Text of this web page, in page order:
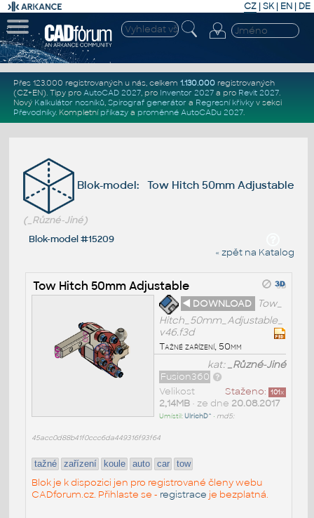
CZ | SK| EN | DE
Přes 123.000 registrovaných u nás, celkem 1.130.000registrovaných
(CZ+EN). Tipy pro AutoCAD 2027, pro Inventor 2027a pro Revit 2027.
Nový Kalkulátor nosníků, Spirograf generátor a Regresní křivkyv sekci
Převodníky. Kompletní příkazya proměnné AutoCADu 2027.
Blok-model: Tow Hitch 50mm Adjustable
(_Různé-Jiné)
Blok-model #15209
« zpět na Katalog
Tow Hitch 50mm Adjustable
◄ DOWNLOAD
Tow_
Hitch_50mm_Adjustable_
v46.f3d
Tažné zařízení, 50mm
kat:_Různé-Jiné
Fusion360
Staženo: 101x
Velikost
2,14MB• ze dne 20.08.2017
Umístil:UlrichD^ • md5:
45acc0d88b41f0ccc6da449316f93f64
tažné zařízení koule auto car tow
Blok je k dispozici jen pro registrované členy webu
CADforum.cz. Přihlaste se - registrace je bezplatná.